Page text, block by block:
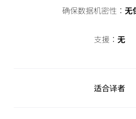
确保数据机密性： 无
支援： 无
适合译者